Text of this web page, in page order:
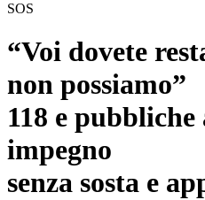
SOS
“Voi dovete
non possiamo”
118 e pubbliche
impegno
senza sosta e